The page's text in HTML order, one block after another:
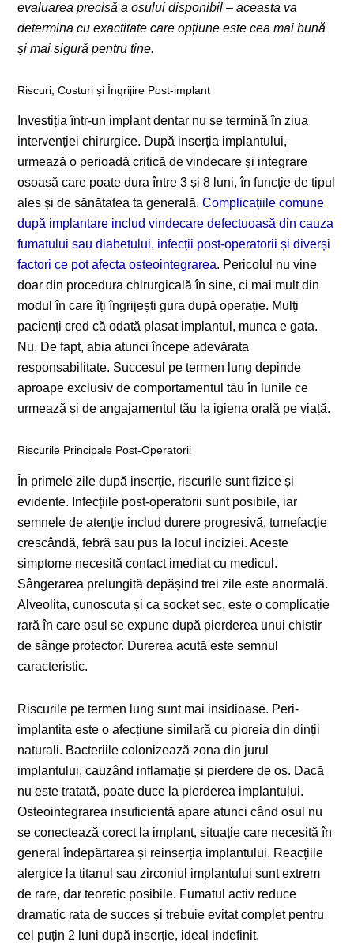
evaluarea precisă a osului disponibil – aceasta va
determina cu exactitate care opțiune este cea mai bună
și mai sigură pentru tine.
Riscuri, Costuri și Îngrijire Post-implant
Investiția într-un implant dentar nu se termină în ziua
intervenției chirurgice. După inserția implantului,
urmează o perioadă critică de vindecare și integrare
osoasă care poate dura între 3 și 8 luni, în funcție de tipul
ales și de sănătatea ta generală.Complicațiile comune
după implantare includ vindecare defectuoasă din cauza
fumatului sau diabetului, infecții post-operatorii și diverși
factori ce pot afecta osteointegrarea. Pericolul nu vine
doar din procedura chirurgicală în sine, ci mai mult din
modul în care îți îngrijești gura după operație. Mulți
pacienți cred că odată plasat implantul, munca e gata.
Nu. De fapt, abia atunci începe adevărata
responsabilitate. Succesul pe termen lung depinde
aproape exclusiv de comportamentul tău în lunile ce
urmează și de angajamentul tău la igiena orală pe viață.
Riscurile Principale Post-Operatorii
În primele zile după inserție, riscurile sunt fizice și
evidente. Infecțiile post-operatorii sunt posibile, iar
semnele de atenție includ durere progresivă, tumefacție
crescândă, febră sau pus la locul inciziei. Aceste
simptome necesită contact imediat cu medicul.
Sângerarea prelungită depășind trei zile este anormală.
Alveolita, cunoscuta și ca socket sec, este o complicație
rară în care osul se expune după pierderea unui chistir
de sânge protector. Durerea acută este semnul
caracteristic.
Riscurile pe termen lung sunt mai insidioase. Peri-
implantita este o afecțiune similară cu pioreia din dinții
naturali. Bacteriile colonizează zona din jurul
implantului, cauzând inflamație și pierdere de os. Dacă
nu este tratată, poate duce la pierderea implantului.
Osteointegrarea insuficientă apare atunci când osul nu
se conectează corect la implant, situație care necesită în
general îndepărtarea și reinserția implantului. Reacțiile
alergice la titanul sau zirconiul implantului sunt extrem
de rare, dar teoretic posibile. Fumatul activ reduce
dramatic rata de succes și trebuie evitat complet pentru
cel puțin 2 luni după inserție, ideal indefinit.